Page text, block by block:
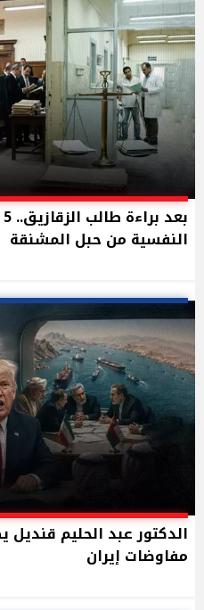
النفسية من حبل المشنقة
الدكتور عبد الحليم
مفاوضات إيران